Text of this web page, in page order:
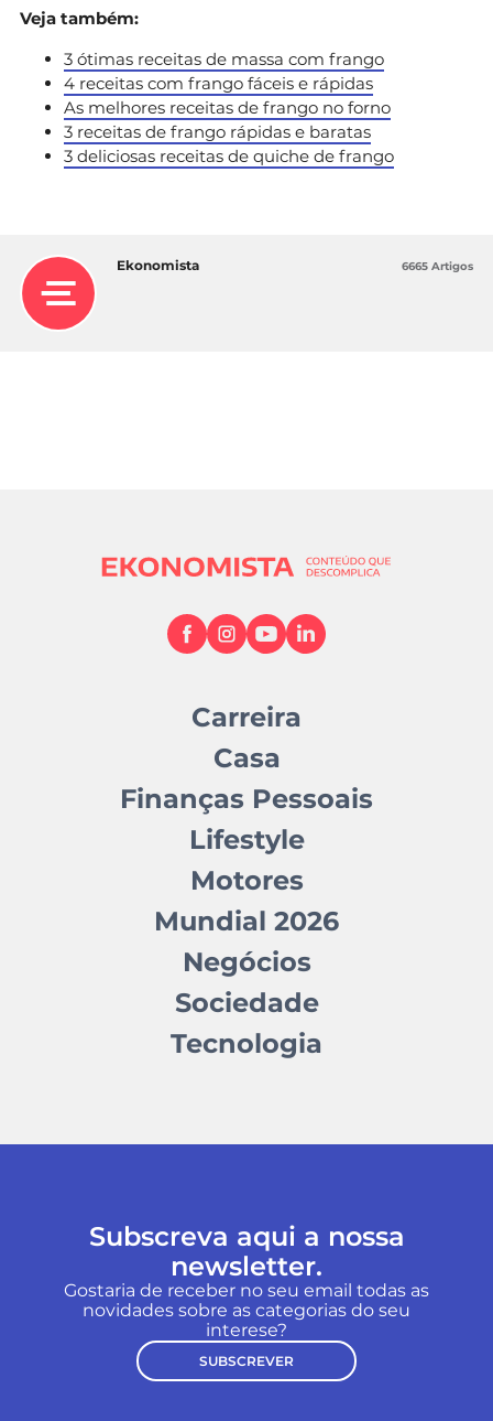
Veja também:
3 ótimas receitas de massa com frango
4 receitas com frango fáceis e rápidas
As melhores receitas de frango no forno
3 receitas de frango rápidas e baratas
3 deliciosas receitas de quiche de frango
Ekonomista 6665 Artigos
Carreira
Casa
Finanças Pessoais
Lifestyle
Motores
Mundial 2026
Negócios
Sociedade
Tecnologia
Subscreva aqui a nossa
newsletter.
Gostaria de receber no seu email todas as
novidades sobre as categorias do seu
interese?
SUBSCREVER